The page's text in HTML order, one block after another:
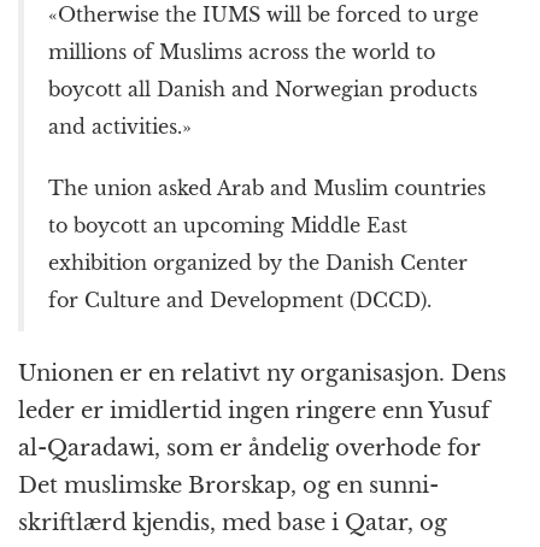
«Otherwise the IUMS will be forced to urge
millions of Muslims across the world to
boycott all Danish and Norwegian products
and activities.»
The union asked Arab and Muslim countries
to boycott an upcoming Middle East
exhibition organized by the Danish Center
for Culture and Development (DCCD).
Unionen er en relativt ny organisasjon. Dens
leder er imidlertid ingen ringere enn Yusuf
al-Qaradawi, som er åndelig overhode for
Det muslimske Brorskap, og en sunni-
skriftlærd kjendis, med base i Qatar, og